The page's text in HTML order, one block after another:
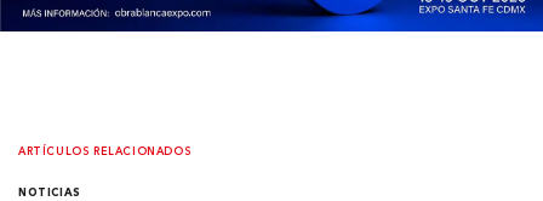
ARTÍCULOS RELACIONADOS
NOTICIAS